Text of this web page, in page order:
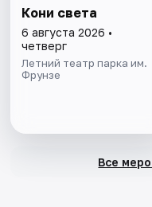
Кони света
6 августа 2026 •
четверг
Летний театр парка им.
Фрунзе
Все